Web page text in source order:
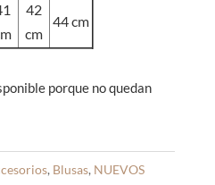
42
cm
44 cm
porque no quedan
, Blusas, NUEVOS